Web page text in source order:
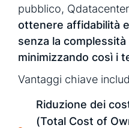
pubblico,
ottenere affidabilità
senza la
minimizzando così i
Vantaggi chiave
Riduzione dei
(Total Cost of